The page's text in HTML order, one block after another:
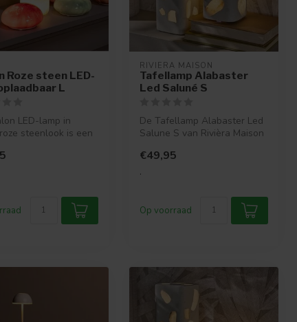
Roze steen LED-
L
LED-lamp in
steenlook is een
RIVIERA MAISON
Tafellamp Alabaster
Led Saluné S
De Tafellamp Alabaster Led
Salune S van Rivièra Maison
€49,95
.
Op voorraad